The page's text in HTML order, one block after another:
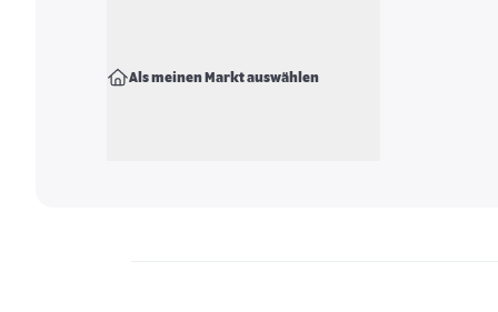
Als meinen Markt auswählen